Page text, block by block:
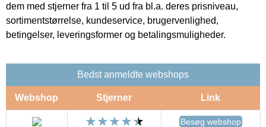
dem med stjerner fra 1 til 5 ud fra bl.a. deres prisniveau,
sortimentstørrelse, kundeservice, brugervenlighed,
betingelser, leveringsformer og betalingsmuligheder.
Bedst anmeldte webshops
Webshop Stjerner Link
Besøg webshop